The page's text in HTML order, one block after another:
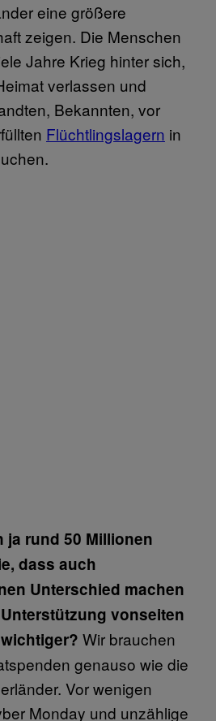
eine größere
zeigen. Die Menschen
Jahre Krieg hinter sich,
verlassen und
Bekannten, vor
Flüchtlingslagern in
ja rund 50 Millionen
dass auch
Unterschied machen
vonseiten
Wir brauchen
genauso wie die
Vor wenigen
Monday und unzählige